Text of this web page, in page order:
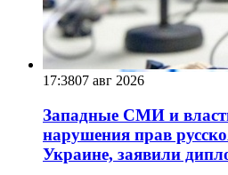
17:3807 авг 2026
Западные СМИ и
нарушения прав
Украине, заявили